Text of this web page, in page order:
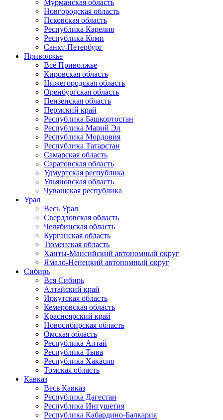
Мурманская область
Новгородская область
Псковская область
Республика Карелия
Республика Коми
Санкт-Петербург
Приволжье
Всё Приволжье
Кировская область
Нижегородская область
Оренбургская область
Пензенская область
Пермский край
Республика Башкортостан
Республика Марий Эл
Республика Мордовия
Республика Татарстан
Самарская область
Саратовская область
Удмуртская республика
Ульяновская область
Чувашская республика
Урал
Весь Урал
Свердловская область
Челябинская область
Курганская область
Тюменская область
Ханты-Мансийский автономный округ
Ямало-Ненецкий автономный округ
Сибирь
Вся Сибирь
Алтайский край
Иркутская область
Кемеровская область
Красноярский край
Новосибирская область
Омская область
Республика Алтай
Республика Тыва
Республика Хакасия
Томская область
Кавказ
Весь Кавказ
Республика Дагестан
Республика Ингушетия
Республика Кабардино-Балкария